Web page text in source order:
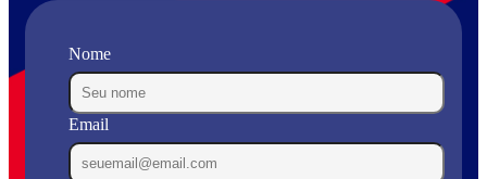
Nome
Email